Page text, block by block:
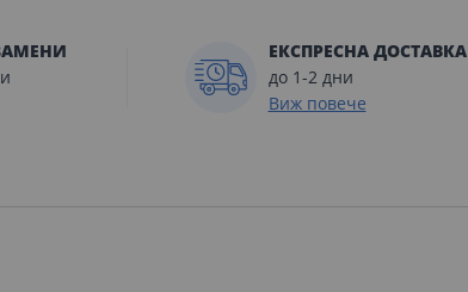
ЕКСПРЕСНА ДОСТАВКА
до 1-2 дни
Виж повече